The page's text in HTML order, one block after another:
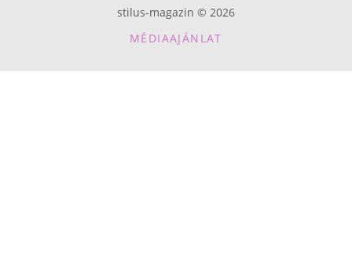
stilus-magazin © 2026
MÉDIAAJÁNLAT